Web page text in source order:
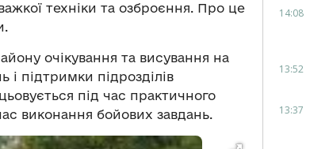
техніки та озброєння. Про це
очікування та висування на
і підтримки підрозділів
під час практичного
виконання бойових завдань.
14:08
13:52
13:37